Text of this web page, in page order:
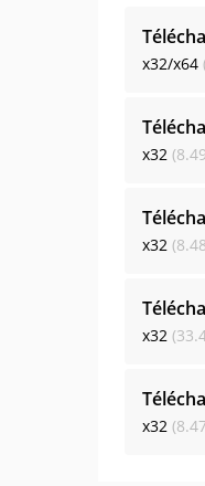
x32/x64
x32
x32
x32
x32